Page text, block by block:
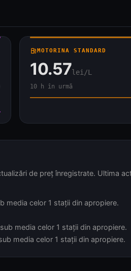
local_gas_stationMOTORINA STANDARD
10.57lei/L
10 h în urmă
de preț înregistrate. Ultima
media celor 1 stații din apropiere.
media celor 1 stații din apropiere.
media celor 1 stații din apropiere.